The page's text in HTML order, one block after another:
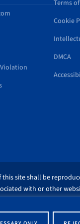
Terms
Cookie
DMCA
site shall be
with or other